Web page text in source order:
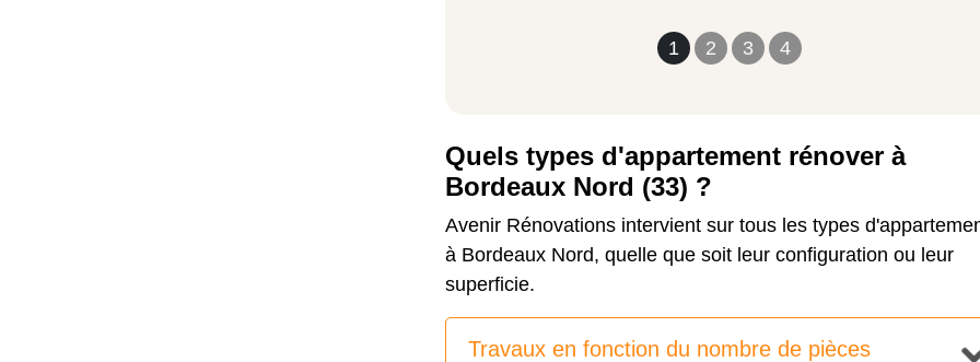
1 2 3 4
Quels types d'appartement rénover à
Bordeaux Nord (33) ?
Avenir Rénovations intervient sur tous les types
à Bordeaux Nord, quelle que soit leur configuration ou leur
superficie.
Travaux en fonction du nombre de pièces